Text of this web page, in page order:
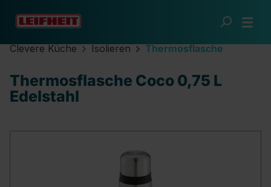
Zum Hauptinhalt springen
Clevere Küche Isolieren Thermosflasche
Thermosflasche Coco 0,75 L
Edelstahl